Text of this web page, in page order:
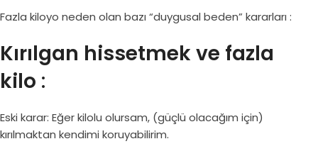
Fazla kiloyo neden olan bazı “duygusal beden” kararları :
Kırılgan hissetmek ve fazla
kilo :
Eski karar: Eğer kilolu olursam, (güçlü olacağım için)
kırılmaktan kendimi koruyabilirim.